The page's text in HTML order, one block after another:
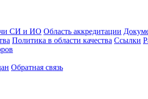
СИ и ИО Область аккредитации
Политика в области качества Ссылки
Обратная связь